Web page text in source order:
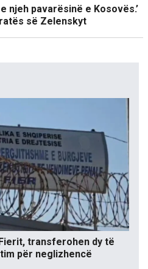
njeh pavarësinë e Kosovës.’
së Zelenskyt
transferohen dy të
për neglizhencë